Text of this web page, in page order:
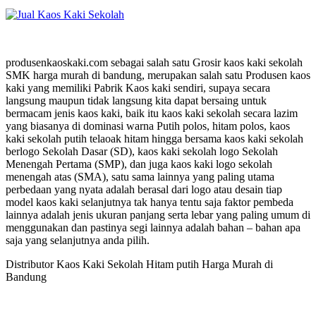
produsenkaoskaki.com sebagai salah satu Grosir kaos kaki sekolah
SMK harga murah di bandung, merupakan salah satu Produsen kaos
kaki yang memiliki Pabrik Kaos kaki sendiri, supaya secara
langsung maupun tidak langsung kita dapat bersaing untuk
bermacam jenis kaos kaki, baik itu kaos kaki sekolah secara lazim
yang biasanya di dominasi warna Putih polos, hitam polos, kaos
kaki sekolah putih telaoak hitam hingga bersama kaos kaki sekolah
berlogo Sekolah Dasar (SD), kaos kaki sekolah logo Sekolah
Menengah Pertama (SMP), dan juga kaos kaki logo sekolah
menengah atas (SMA), satu sama lainnya yang paling utama
perbedaan yang nyata adalah berasal dari logo atau desain tiap
model kaos kaki selanjutnya tak hanya tentu saja faktor pembeda
lainnya adalah jenis ukuran panjang serta lebar yang paling umum di
menggunakan dan pastinya segi lainnya adalah bahan – bahan apa
saja yang selanjutnya anda pilih.
Distributor Kaos Kaki Sekolah Hitam putih Harga Murah di
Bandung